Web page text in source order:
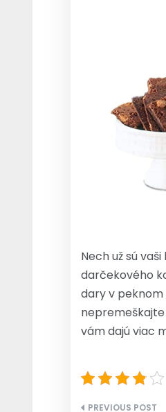
Nech už sú
darčekového
dary v
vám dajú viac